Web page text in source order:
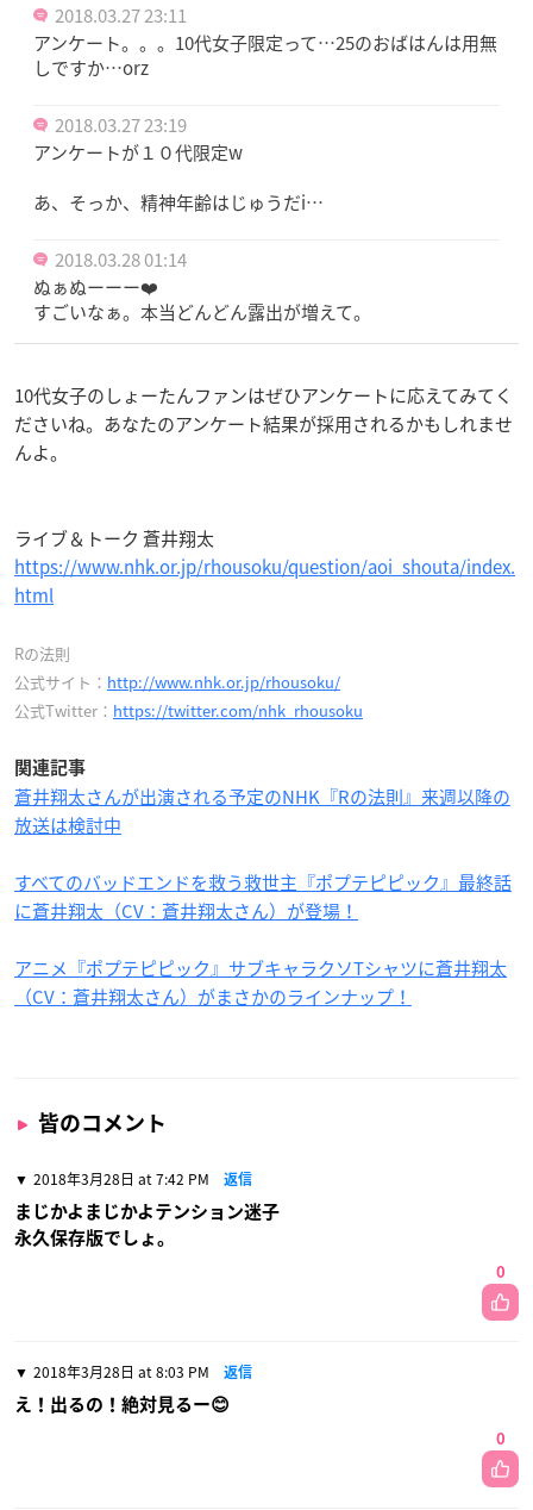
2018.03.27 23:11
アンケート。。。10代女子限定って…25のおばはんは用無
しですか…orz
2018.03.27 23:19
アンケートが１０代限定w
あ、そっか、精神年齢はじゅうだi…
2018.03.28 01:14
ぬぁぬーーー❤️
すごいなぁ。本当どんどん露出が増えて。
10代女子のしょーたんファンはぜひアンケートに応えてみてく
ださいね。あなたのアンケート結果が採用されるかもしれませ
んよ。
ライブ＆トーク 蒼井翔太
https://www.nhk.or.jp/rhousoku/question/aoi_shouta/index.
html
Rの法則
公式サイト： http://www.nhk.or.jp/rhousoku/
公式Twitter： https://twitter.com/nhk_rhousoku
関連記事
蒼井翔太さんが出演される予定のNHK『Rの法則』来週以降の
放送は検討中
すべてのバッドエンドを救う救世主『ポプテピピック』最終話
に蒼井翔太（CV：蒼井翔太さん）が登場！
アニメ『ポプテピピック』サブキャラクソTシャツに蒼井翔太
（CV：蒼井翔太さん）がまさかのラインナップ！
皆のコメント
2018年3月28日 at 7:42 PM 返信
まじかよまじかよテンション迷子
永久保存版でしょ。
0
2018年3月28日 at 8:03 PM 返信
え！出るの！絶対見るー😊
0